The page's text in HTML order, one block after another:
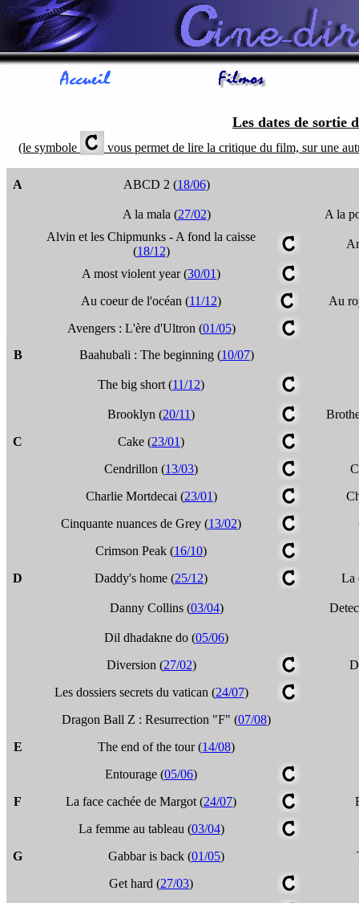
Les dates de sortie
(le symbole vous permet de lire la critique du film, sur une
A ABCD 2 (18/06)
A la mala (27/02)
A la
Alvin et les Chipmunks - A fond la caisse
(18/12)
A most violent year (30/01)
Au coeur de l'océan (11/12)
Au
Avengers : L'ère d'Ultron (01/05)
B
Baahubali : The beginning (10/07)
The big short (11/12)
Brooklyn (20/11)
C
Cake (23/01)
Cendrillon (13/03)
Charlie Mortdecai (23/01)
Cinquante nuances de Grey (13/02)
Crimson Peak (16/10)
D
Daddy's home (25/12) La
Danny Collins (03/04)
Dil dhadakne do (05/06)
Diversion (27/02)
Les dossiers secrets du vatican (24/07)
Dragon Ball Z : Resurrection "F" (07/08)
E
The end of the tour (14/08)
Entourage (05/06)
F
La face cachée de Margot (24/07)
La femme au tableau (03/04)
G
Gabbar is back (01/05)
Get hard (27/03)